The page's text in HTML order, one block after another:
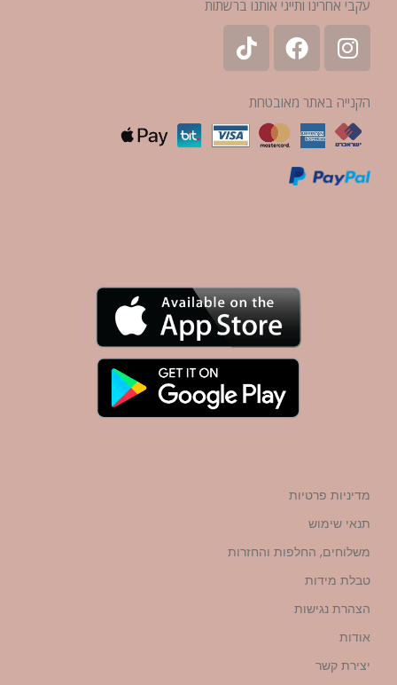
עקבי אחרינו ותייגי אותנו ברשתות
הקנייה באתר מאובטחת
מדיניות פרטיות
תנאי שימוש
משלוחים, החלפות והחזרות
טבלת מידות
הצהרת נגישות
אודות
יצירת קשר